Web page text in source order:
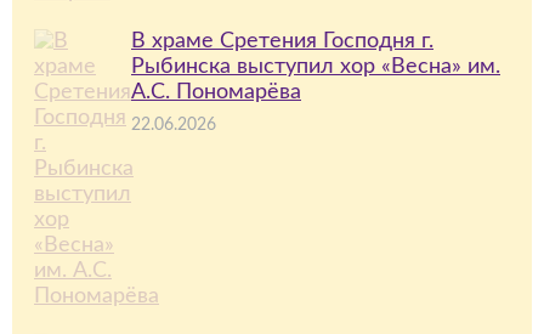
В храме Сретения Господня г.
Рыбинска выступил хор «Весна» им.
А.С. Пономарёва
22.06.2026